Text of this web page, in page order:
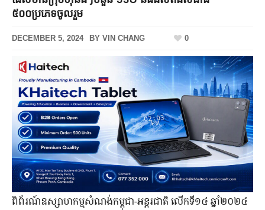
៥០០ប្រភេទចូលរួម
DECEMBER 5, 2024 BY VIN CHANG 0
ពិព័រណ៍ឧស្សាហកម្មសំណង់កម្ពុជា-អន្តរជាតិ លើកទី១៤ ឆ្នាំ២០២៤